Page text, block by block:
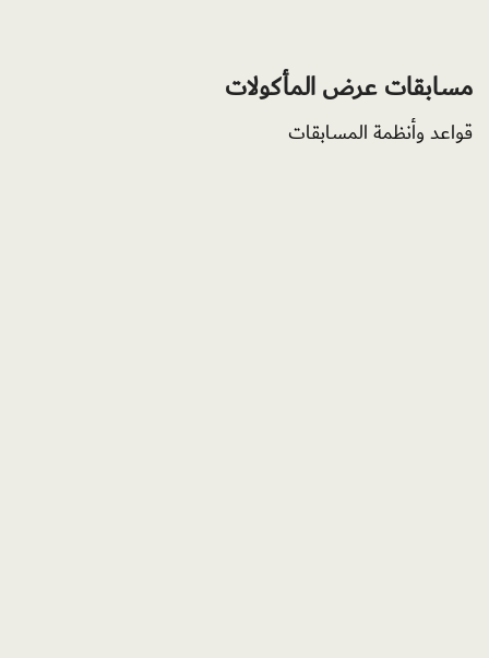
مسابقات عرض المأكولات
قواعد وأنظمة المسابقات